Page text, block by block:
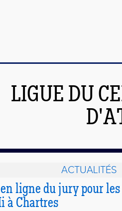
LIGUE DU
ACTUALITÉS
ligne du jury pour
à Chartres